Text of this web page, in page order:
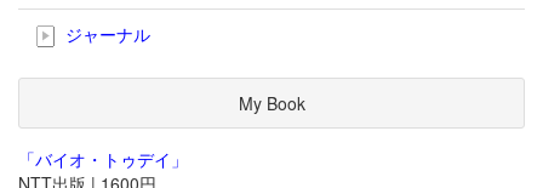
ジャーナル
My Book
「バイオ・トゥデイ」